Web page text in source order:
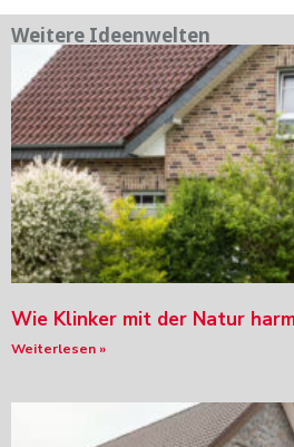
Weitere Ideenwelten
Wie Klinker mit der Natur
Weiterlesen »